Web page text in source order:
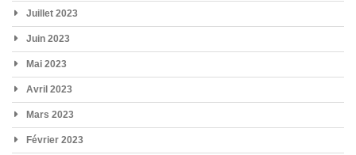
Juillet 2023
Juin 2023
Mai 2023
Avril 2023
Mars 2023
Février 2023